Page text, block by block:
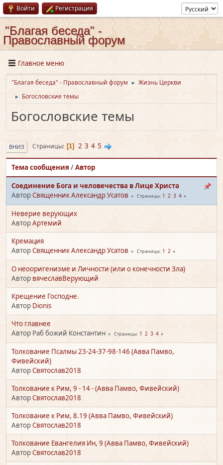
Войти Регистрация
"Благая беседа" -
Православный форум
Главное меню
"Благая беседа" - Православный форум ► Жизнь Церкви
► Богословские темы
Богословские темы
ВНИЗ Страницы 1 2 3 4 5
Тема сообщения /Автор
Соединение Бога и человечества в Лице Христа
АвторСвященник Александр Усатов Страницы 1 2 3 4
Неверие верующих
АвторАртемий
Кремация
АвторСвященник Александр Усатов Страницы 1 2
О неооригенизме и Личности (или о конечности Зла)
Автор вячеславВерующий
Крещение Господне.
Автор Dionis
Что главнее
Автор Раб божий Константин
Страницы 1 2 3 4
Толкование Псалмы 23-24-37-98-146 (Авва Памво,
Фивейский)
АвторСвятослав2018
Толкование к Рим, 9 - 14 - (Авва Памво, Фивейский)
АвторСвятослав2018
Толкование к Рим, 8.19 (Авва Памво, Фивейский)
АвторСвятослав2018
Толкование Евангелия Ин, 9 (Авва Памво, Фивейский)
АвторСвятослав2018